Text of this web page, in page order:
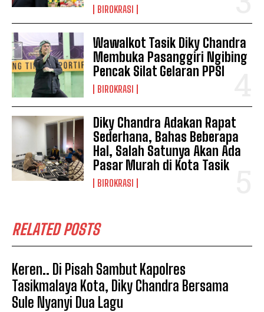
BIROKRASI
Wawalkot Tasik Diky Chandra
Membuka Pasanggiri Ngibing
Pencak Silat Gelaran PPSI
BIROKRASI
Diky Chandra Adakan Rapat
Sederhana, Bahas Beberapa
Hal, Salah Satunya Akan Ada
Pasar Murah di Kota Tasik
BIROKRASI
RELATED POSTS
Keren.. Di Pisah Sambut Kapolres
Tasikmalaya Kota, Diky Chandra Bersama
Sule Nyanyi Dua Lagu